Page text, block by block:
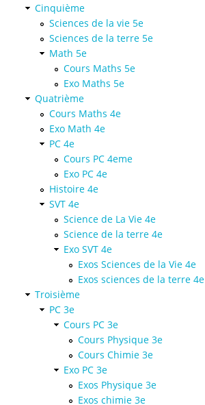
Cinquième
Sciences de la vie 5e
Sciences de la terre 5e
Math 5e
Cours Maths 5e
Exo Maths 5e
Quatrième
Cours Maths 4e
Exo Math 4e
PC 4e
Cours PC 4eme
Exo PC 4e
Histoire 4e
SVT 4e
Science de La Vie 4e
Science de la terre 4e
Exo SVT 4e
Exos Sciences de la Vie 4e
Exos sciences de la terre 4e
Troisième
PC 3e
Cours PC 3e
Cours Physique 3e
Cours Chimie 3e
Exo PC 3e
Exos Physique 3e
Exos chimie 3e